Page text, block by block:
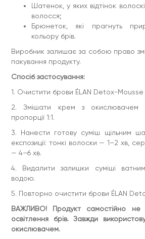
ЗАСТЕРЕЖНІ ЗАХОДИ:не
індивідуальної чутливості до
Тільки для зовнішнього
в очі та на слизові оболонки. У
ретельно змити. У разі виникнення
за рекомендаціями до лікаря-
Особливості застосування
Змішування BrowLIGHT з іншими
Крем для освітлення брів може
Окислюючою емульсією 2% або 3,5%,
реакції буде повільнішим.
Для отримання швидкого результату,
з універсальним окислювачем
системи освітлення брів ÉLAN × ASIA.
У випадку роботи з тонкими
Використання BrowLIGHT після
Система освітлення брів ÉLAN
застосована після створення нового
умови освітлення на 1-2 тони та
рекомендацій:
- використання відновлювальної
Шатенок, у яких відтінок
волосся;
Брюнеток, які прагнуть
кольору брів.
Виробник залишає за собою право
пакування продукту.
Спосіб застосування:
1. Очистити брови ÉLAN Detox-Mousse
2. Змішати крем з окислювачем
пропорції 1:1.
3. Нанести готову суміш щільним
експозиції: тонкі волоски — 1–2 хв,
— 4–6 хв.
4. Видалити залишки суміші
водою.
5. Повторно очистити брови ÉLAN
ВАЖЛИВО! Продукт самостійно не
освітлення брів. Завжди
окислювачем.